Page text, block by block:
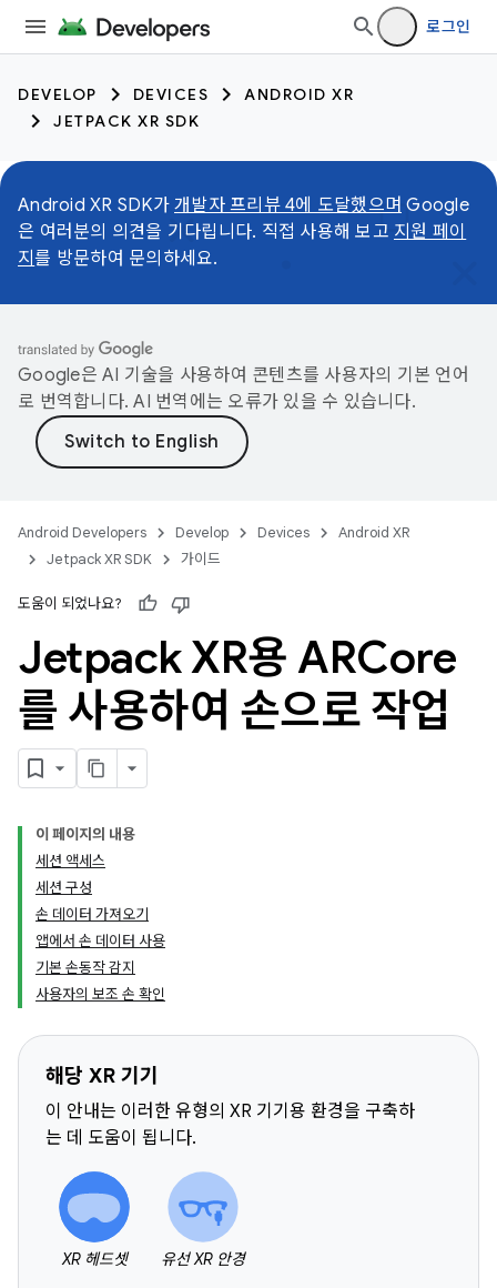
로그인
DEVELOP DEVICES
ANDROID XR
JETPACK XR SDK
Android XR SDK가 개발자 프리뷰 4에 도달했으며 Google
은 여러분의 의견을 기다립니다. 직접 사용해 보고 지원 페이
지를 방문하여 문의하세요.
Google은 AI 기술을 사용하여 콘텐츠를 사용자의 기본 언어
로 번역합니다. AI 번역에는 오류가 있을 수 있습니다.
Android Developers Develop Devices
Android XR
Jetpack XR SDK
가이드
도움이 되었나요?
Jetpack XR용 ARCore
를 사용하여 손으로 작업
이 페이지의 내용
세션 액세스
세션 구성
손 데이터 가져오기
앱에서 손 데이터 사용
기본 손동작 감지
사용자의 보조 손 확인
해당 XR 기기
이 안내는 이러한 유형의 XR 기기용 환경을 구축하
는 데 도움이 됩니다.
XR 헤드셋 유선 XR 안경